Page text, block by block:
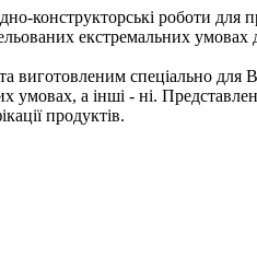
конструкторські роботи для
екстремальних умовах
виготовленим спеціально для
умовах, а інші - ні.
продуктів.